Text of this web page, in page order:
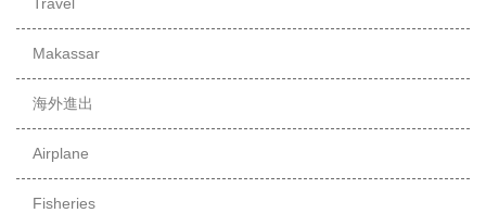
Makassar
海外進出
Airplane
Fisheries